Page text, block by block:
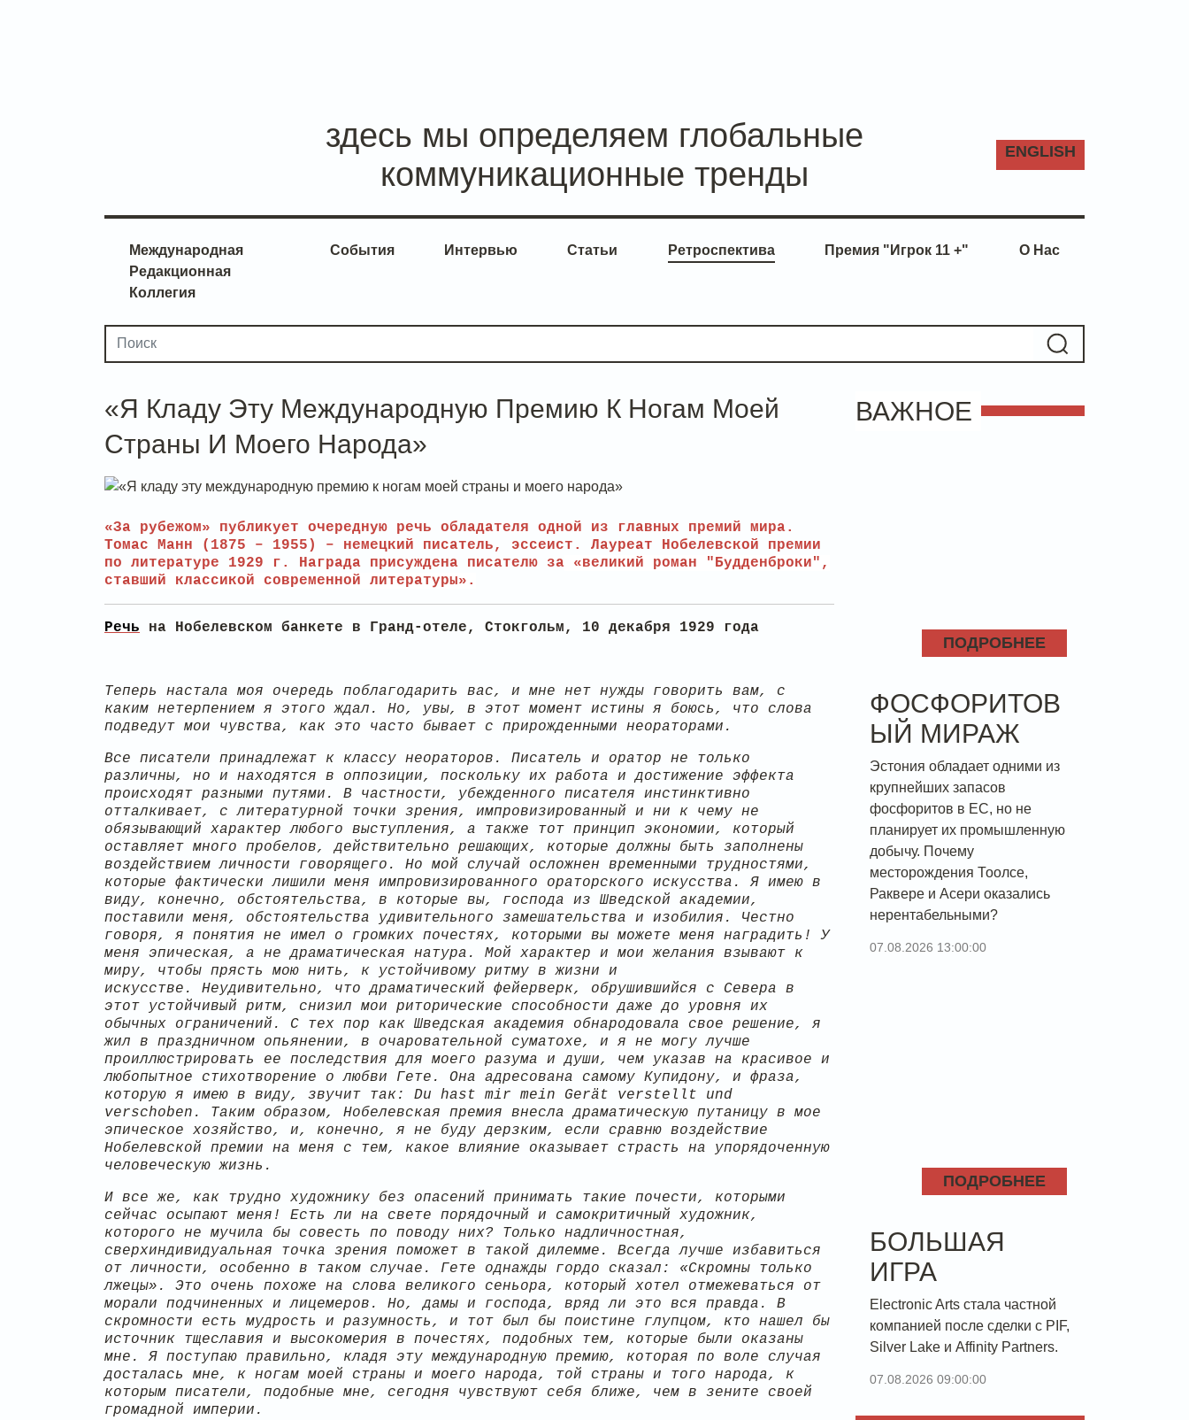
здесь мы определяем глобальные
коммуникационные тренды
ENGLISH
Международная
Редакционная
Коллегия
События Интервью Статьи Ретроспектива Премия "Игрок 11 +" О Нас
«Я Кладу Эту Международную Премию К Ногам Моей
Страны И Моего Народа»
«За рубежом» публикует очередную речь обладателя одной из главных премий мира.
Томас Манн (1875 – 1955) – немецкий писатель, эссеист. Лауреат Нобелевской премии
по литературе 1929 г. Награда присуждена писателю за «великий роман "Будденброки",
ставший классикой современной литературы».
Речь на Нобелевском банкете в Гранд-отеле, Стокгольм, 10 декабря 1929 года
Теперь настала моя очередь поблагодарить вас, и мне нет нужды говорить вам, с
каким нетерпением я этого ждал. Но, увы, в этот момент истины я боюсь, что слова
подведут мои чувства, как это часто бывает с прирожденными неораторами.
Все писатели принадлежат к классу неораторов. Писатель и оратор не только
различны, но и находятся в оппозиции, поскольку их работа и достижение эффекта
происходят разными путями. В частности, убежденного писателя инстинктивно
отталкивает, с литературной точки зрения, импровизированный и ни к чему не
обязывающий характер любого выступления, а также тот принцип экономии, который
оставляет много пробелов, действительно решающих, которые должны быть заполнены
воздействием личности говорящего. Но мой случай осложнен временными трудностями,
которые фактически лишили меня импровизированного ораторского искусства. Я имею в
виду, конечно, обстоятельства, в которые вы, господа из Шведской академии,
поставили меня, обстоятельства удивительного замешательства и изобилия. Честно
говоря, я понятия не имел о громких почестях, которыми вы можете меня наградить! У
меня эпическая, а не драматическая натура. Мой характер и мои желания взывают к
миру, чтобы прясть мою нить, к устойчивому ритму в жизни и
искусстве. Неудивительно, что драматический фейерверк, обрушившийся с Севера в
этот устойчивый ритм, снизил мои риторические способности даже до уровня их
обычных ограничений. С тех пор как Шведская академия обнародовала свое решение, я
жил в праздничном опьянении, в очаровательной суматохе, и я не могу лучше
проиллюстрировать ее последствия для моего разума и души, чем указав на красивое и
любопытное стихотворение о любви Гете. Она адресована самому Купидону, и фраза,
которую я имею в виду, звучит так: Du hast mir mein Gerät verstellt und
verschoben. Таким образом, Нобелевская премия внесла драматическую путаницу в мое
эпическое хозяйство, и, конечно, я не буду дерзким, если сравню воздействие
Нобелевской премии на меня с тем, какое влияние оказывает страсть на упорядоченную
человеческую жизнь.
И все же, как трудно художнику без опасений принимать такие почести, которыми
сейчас осыпают меня! Есть ли на свете порядочный и самокритичный художник,
которого не мучила бы совесть по поводу них? Только надличностная,
сверхиндивидуальная точка зрения поможет в такой дилемме. Всегда лучше избавиться
от личности, особенно в таком случае. Гете однажды гордо сказал: «Скромны только
лжецы». Это очень похоже на слова великого сеньора, который хотел отмежеваться от
морали подчиненных и лицемеров. Но, дамы и господа, вряд ли это вся правда. В
скромности есть мудрость и разумность, и тот был бы поистине глупцом, кто нашел бы
источник тщеславия и высокомерия в почестях, подобных тем, которые были оказаны
мне. Я поступаю правильно, кладя эту международную премию, которая по воле случая
досталась мне, к ногам моей страны и моего народа, той страны и того народа, к
которым писатели, подобные мне, сегодня чувствуют себя ближе, чем в зените своей
громадной империи.
ВАЖНОЕ
ПОДРОБНЕЕ
ФОСФОРИТОВ
ЫЙ МИРАЖ
Эстония обладает одними из
крупнейших запасов
фосфоритов в ЕС, но не
планирует их промышленную
добычу. Почему
месторождения Тоолсе,
Раквере и Асери оказались
нерентабельными?
07.08.2026 13:00:00
ПОДРОБНЕЕ
БОЛЬШАЯ
ИГРА
Electronic Arts стала частной
компанией после сделки с PIF,
Silver Lake и Affinity Partners.
07.08.2026 09:00:00